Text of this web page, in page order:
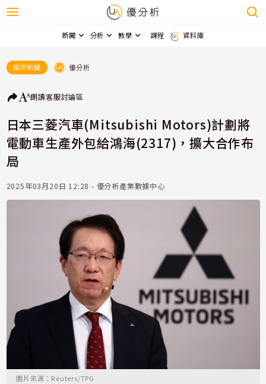
新聞 分析 教學 課程 資料庫
國際新聞 優分析
朗讀客服討論區
日本三菱汽車(Mitsubishi Motors)計劃將
電動車生產外包給鴻海(2317)，擴大合作布
局
2025年03月20日 12:28 - 優分析產業數據中心
圖片來源：Reuters/TPG